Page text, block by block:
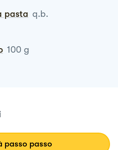
pasta q.b.
100 g
passo passo